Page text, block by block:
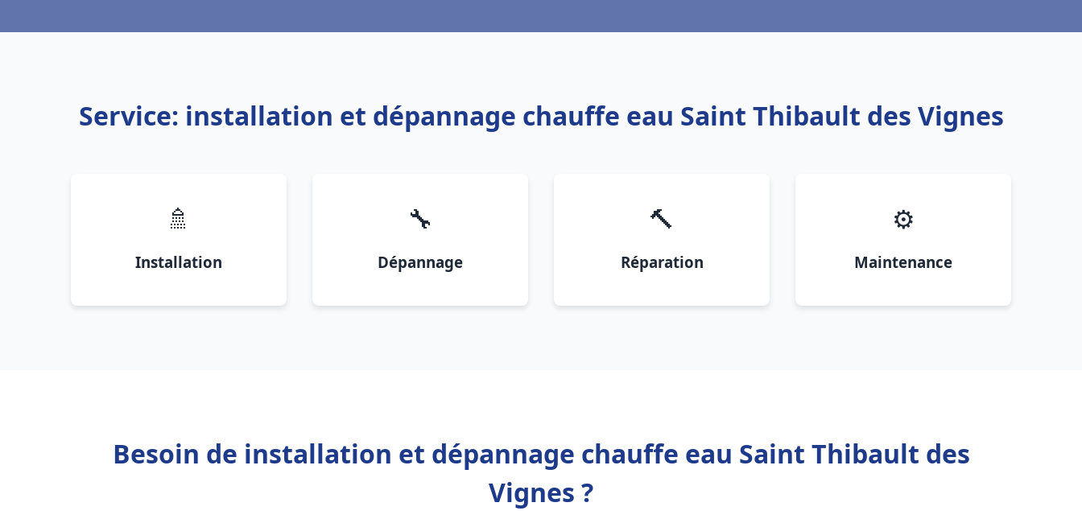
Service: installation et dépannage chauffe eau Saint Thibault des Vignes
🚿
Installation
🔧
Dépannage
🔨
Réparation
⚙️
Maintenance
Besoin de installation et dépannage chauffe eau Saint Thibault des
Vignes ?